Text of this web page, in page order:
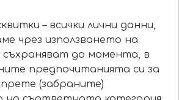
– всички лични данни,
чрез използването на
съхраняват до момента, в
предпочитанията си за
(забраните)